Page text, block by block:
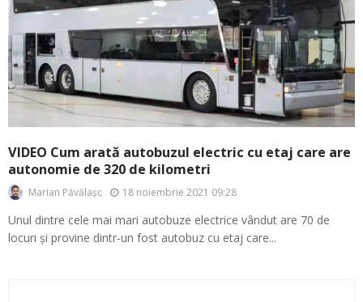
VIDEO Cum arată autobuzul electric cu etaj care are
autonomie de 320 de kilometri
Marian Păvălașc 18 noiembrie 2021 09:28
Unul dintre cele mai mari autobuze electrice vândut are 70 de
locuri și provine dintr-un fost autobuz cu etaj care...